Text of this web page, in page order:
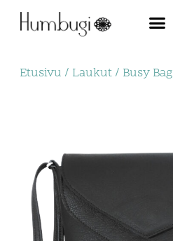
Etusivu / Laukut/ Busy Bag